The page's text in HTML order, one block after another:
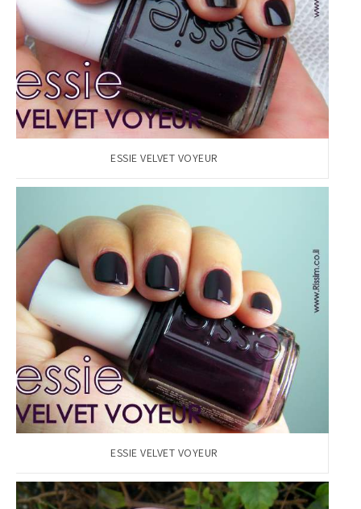
ESSIE VELVET VOYEUR
ESSIE VELVET VOYEUR